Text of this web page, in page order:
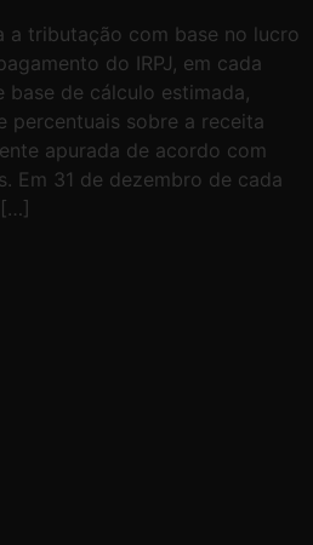
a tributação com base no lucro
do IRPJ, em cada
base de cálculo estimada,
percentuais sobre a receita
apurada de acordo com
Em 31 de dezembro de cada